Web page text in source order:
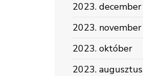
2023. december
2023. november
2023. október
2023. augusztus